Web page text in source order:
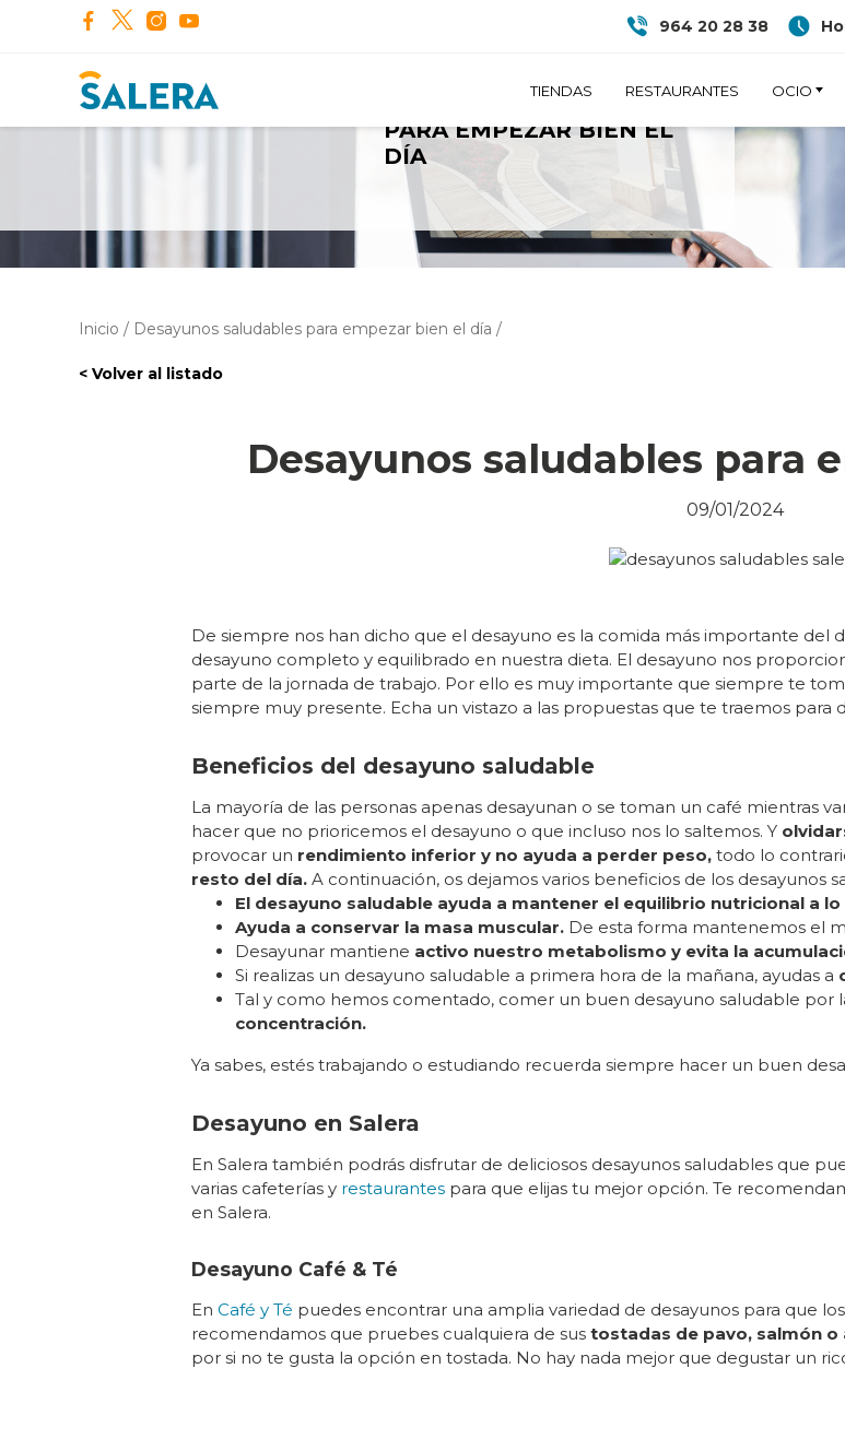
964 20 28 38
TIENDAS RESTAURANTES OCIO
DESAYUNOS SALUDABLES
PARA EMPEZAR BIEN EL
DÍA
Inicio / Desayunos saludables para empezar bien el día /
< Volver al listado
Desayunos saludables para
09/01/2024
De siempre nos han dicho que el desayuno es la comida más importante del
desayuno completo y equilibrado en nuestra dieta. El desayuno nos
parte de la jornada de trabajo. Por ello es muy importante que siempre te
siempre muy presente. Echa un vistazo a las propuestas que te traemos para
Beneficios del desayuno saludable
La mayoría de las personas apenas desayunan o se toman un café mientras
hacer que no prioricemos el desayuno o que incluso nos lo saltemos. Y
provocar un rendimiento inferior y no ayuda a perder peso, todo lo
resto del día. A continuación, os dejamos varios beneficios de los desayunos
El desayuno saludable ayuda a mantener el equilibrio nutricional a
Ayuda a conservar la masa muscular. De esta forma mantenemos el
Desayunar mantiene activo nuestro metabolismo y evita la
Si realizas un desayuno saludable a primera hora de la mañana, ayudas a
Tal y como hemos comentado, comer un buen desayuno saludable por
concentración.
Ya sabes, estés trabajando o estudiando recuerda siempre hacer un buen
Desayuno en Salera
En Salera también podrás disfrutar de deliciosos desayunos saludables que
varias cafeterías y restaurantespara que elijas tu mejor opción. Te
en Salera.
Desayuno Café & Té
En Café y Té puedes encontrar una amplia variedad de desayunos para que
recomendamos que pruebes cualquiera de sus tostadas de pavo, salmón o
por si no te gusta la opción en tostada. No hay nada mejor que degustar un